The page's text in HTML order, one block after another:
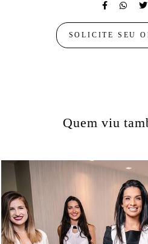
SOLICITE SEU
Quem viu